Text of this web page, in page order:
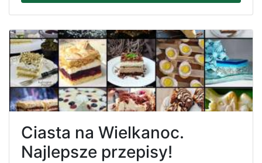
Ciasta na Wielkanoc.
Najlepsze przepisy!